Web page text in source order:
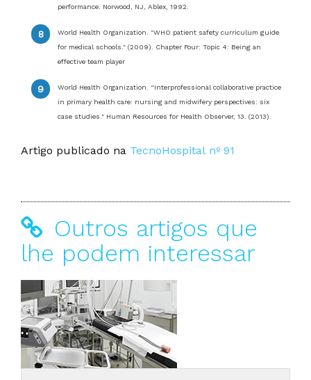
performance. Norwood, NJ, Ablex, 1992.
World Health Organization. "WHO patient safety curriculum guide
for medical schools." (2009). Chapter Four: Topic 4: Being an
effective team player
World Health Organization. “Interprofessional collaborative practice
in primary health care: nursing and midwifery perspectives: six
case studies." Human Resources for Health Observer, 13. (2013).
Artigo publicado na TecnoHospital nº 91
Outros artigos que
lhe podem interessar